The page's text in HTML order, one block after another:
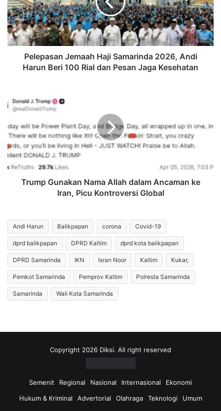
2026,
Andi
Harun
Beri
100
Pelepasan Jemaah Haji Samarinda 2026, Andi
Harun Beri 100 Rial dan Pesan Jaga Kesehatan
Gunakan
Nama
dalam
Ancaman
ke
Iran,
Picu
Kontroversi
Trump Gunakan Nama Allah dalam Ancaman ke
Iran, Picu Kontroversi Global
Andi Harun Balikpapan corona Covid-19
dprd balikpapan DPRD Kaltim dprd kota balikpapan
DPRD Samarinda IKN Isran Noor Kaltim Kukar,
Pemkot Samarinda Pemprov Kaltim Polresta Samarinda
Samarinda Wali Kota Samarinda
Copyright 2026 Diksi. All right reserved
Semenit Regional Nasional Internasional
Ekonomi
Hukum & Kriminal
Advertorial Olahraga Teknologi
Umum